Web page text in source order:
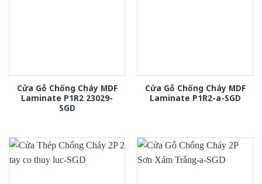
Cửa Gỗ Chống Cháy MDF
Laminate P1R2 23029-
SGD
Cửa Gỗ Chống Cháy MDF
Laminate P1R2-a-SGD